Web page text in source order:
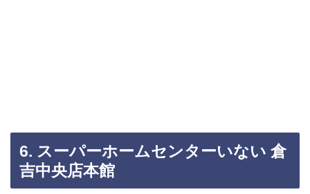
6. スーパーホームセンターいない 倉
吉中央店本館